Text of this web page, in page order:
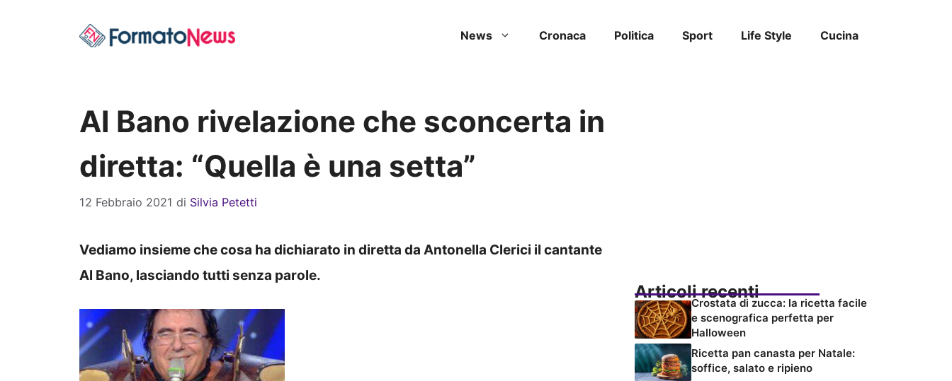
News Cronaca Politica Sport Life Style Cucina
Al Bano rivelazione che sconcerta in
diretta: “Quella è una setta”
12 Febbraio 2021 di Silvia Petetti
Vediamo insieme che cosa ha dichiarato in diretta da Antonella Clerici il cantante
Al Bano, lasciando tutti senza parole.
Articoli recenti
Crostata di zucca: la ricetta facile
e scenografica perfetta per
Halloween
Ricetta pan canasta per Natale:
soffice, salato e ripieno